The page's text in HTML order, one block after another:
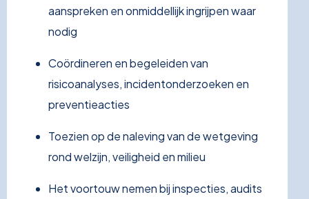
aanspreken en onmiddellijk ingrijpen waar
nodig
Coördineren en begeleiden van
risicoanalyses, incidentonderzoeken en
preventieacties
Toezien op de naleving van de wetgeving
rond welzijn, veiligheid en milieu
Het voortouw nemen bij inspecties, audits